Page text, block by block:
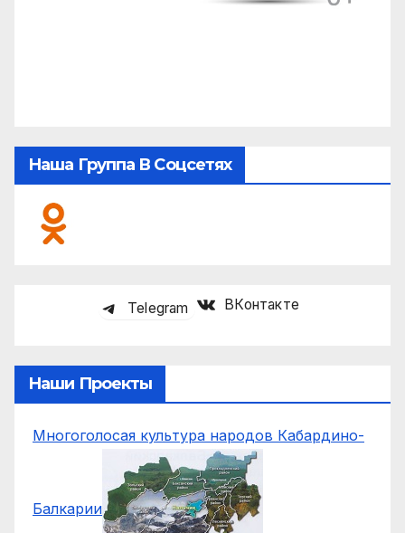
Наша Группа В Соцсетях
Telegram ВКонтакте
Наши Проекты
Многоголосая культура народов Кабардино-
Балкарии